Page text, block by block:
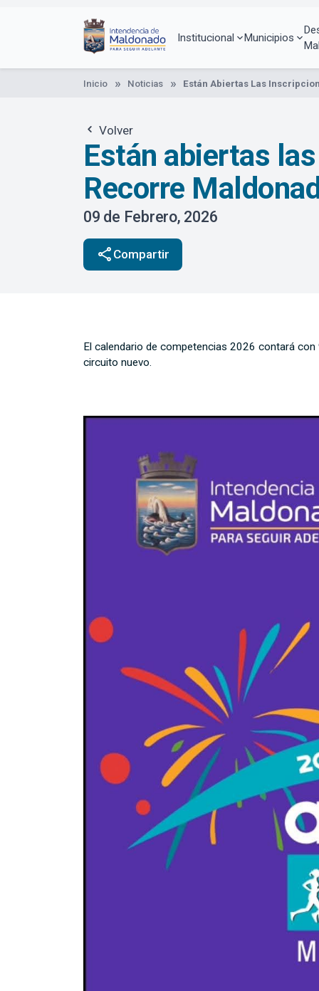
Institucional Municipios
Inicio Noticias Están Abiertas Las
Volver
Están abiertas
Recorre
09 de Febrero, 2026
share Compartir
El calendario de competencias 2026 contará
circuito nuevo.